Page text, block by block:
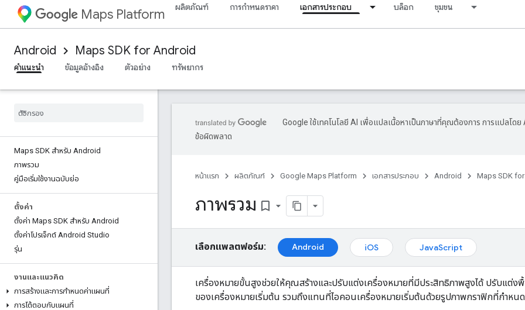
Maps Platform ผลิตภัณฑ์ การกำหนดราคา เอกสารประกอบ บล็อก ชุมชน
Android Maps SDK for Android
คำแนะนำ
ข้อมูลอ้างอิง ตัวอย่าง ทรัพยากร
Maps SDK สำหรับ Android
ภาพรวม
คู่มือเริ่มใช้งานฉบับย่อ
ตั้งค่า
ตั้งค่า Maps SDK สำหรับ Android
ตั้งค่าโปรเจ็กต์ Android Studio
รุ่น
งานและแนวคิด
การสร้างและการกําหนดค่าแผนที่
การโต้ตอบกับแผนที่
Google ใช้เทคโนโลยี AI เพื่อแปลเนื้อหาเป็นภาษาที่คุณต้องการ การแปลโดย
ข้อผิดพลาด
หน้าแรก ผลิตภัณฑ์ Google Maps Platform เอกสารประกอบ Android Maps SDK
ภาพรวม bookmark_border
เลือกแพลตฟอร์ม: Android iOS JavaScript
เครื่องหมายขั้นสูงช่วยให้คุณสร้างและปรับแต่งเครื่องหมายที่มีประสิทธิภาพสูงได้ ปรับแ
ของเครื่องหมายเริ่มต้น รวมถึงแทนที่ไอคอนเครื่องหมายเริ่มต้นด้วยรูปภาพกราฟิกที่กำหนด